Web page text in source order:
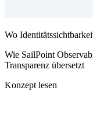
Wo
Wie SailPoint
Transparenz übersetzt
Konzept lesen